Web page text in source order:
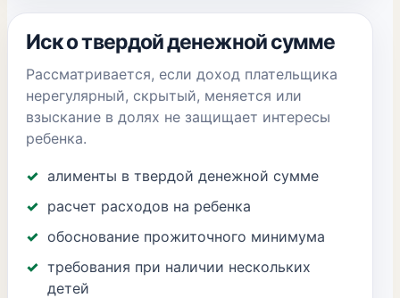
Иск о твердой денежной сумме
Рассматривается, если доход плательщика
нерегулярный, скрытый, меняется или
взыскание в долях не защищает интересы
ребенка.
алименты в твердой денежной сумме
расчет расходов на ребенка
обоснование прожиточного минимума
требования при наличии нескольких
детей